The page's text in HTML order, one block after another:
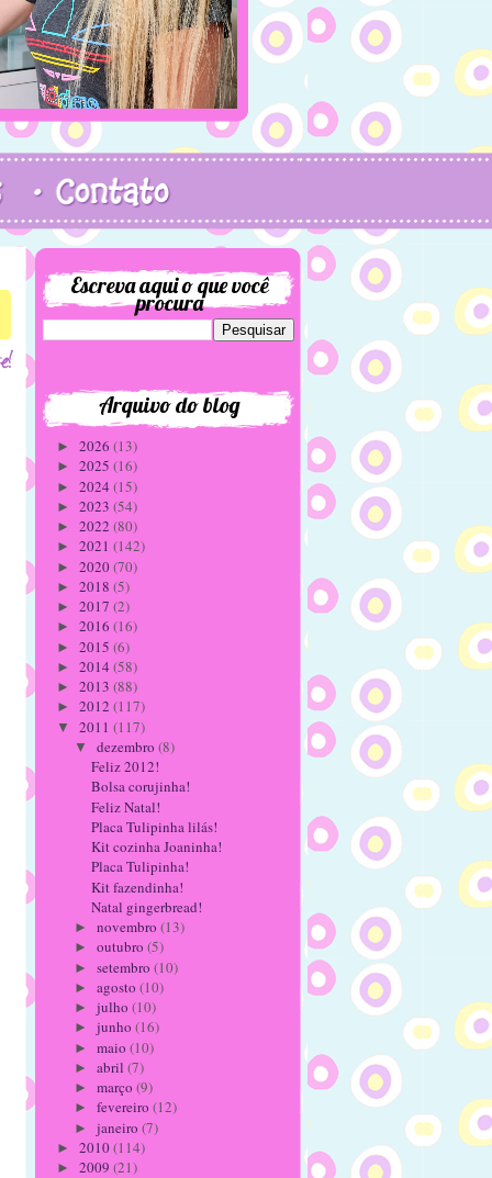
Escreva aqui o que você
procura
Arquivo do blog
► 2026 (13)
► 2025 (16)
► 2024 (15)
► 2023 (54)
► 2022 (80)
► 2021 (142)
► 2020(70)
► 2018 (5)
► 2017 (2)
► 2016 (16)
► 2015 (6)
► 2014 (58)
► 2013 (88)
► 2012 (117)
▼ 2011 (117)
▼ dezembro (8)
Feliz 2012!
Bolsa corujinha!
Feliz Natal!
Placa Tulipinha lilás!
Kit cozinha Joaninha!
Placa Tulipinha!
Kit fazendinha!
Natal gingerbread!
► novembro (13)
► outubro (5)
► setembro (10)
► agosto (10)
► julho (10)
► junho (16)
► maio (10)
► abril (7)
► março (9)
► fevereiro (12)
► janeiro (7)
► 2010(114)
► 2009 (21)